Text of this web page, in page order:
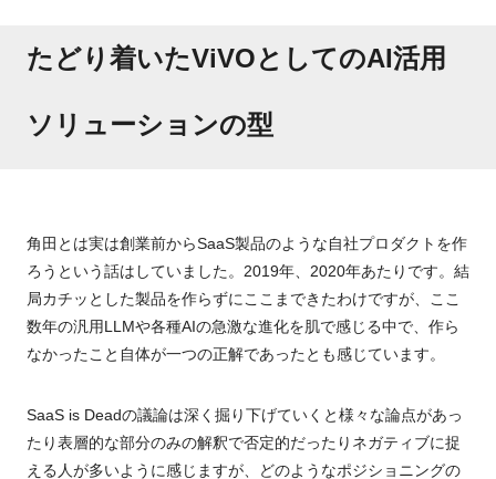
たどり着いたViVOとしてのAI活用
ソリューションの型
角田とは実は創業前からSaaS製品のような自社プロダクトを作
ろうという話はしていました。2019年、2020年あたりです。結
局カチッとした製品を作らずにここまできたわけですが、ここ
数年の汎用LLMや各種AIの急激な進化を肌で感じる中で、作ら
なかったこと自体が一つの正解であったとも感じています。
SaaS is Deadの議論は深く掘り下げていくと様々な論点があっ
たり表層的な部分のみの解釈で否定的だったりネガティブに捉
える人が多いように感じますが、どのようなポジショニングの